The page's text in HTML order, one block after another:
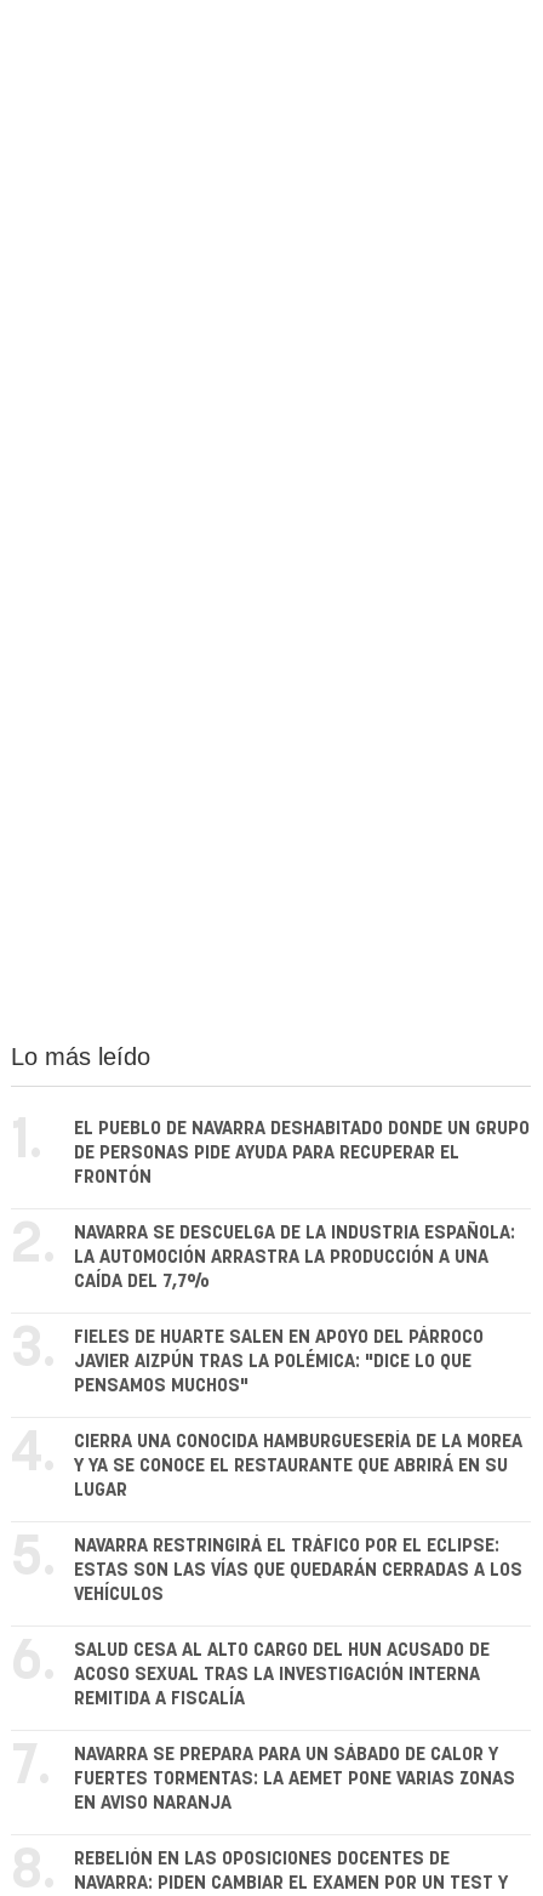
Lo más leído
1.
EL PUEBLO DE NAVARRA DESHABITADO DONDE UN GRUPO
DE PERSONAS PIDE AYUDA PARA RECUPERAR EL
FRONTÓN
2.
NAVARRA SE DESCUELGA DE LA INDUSTRIA ESPAÑOLA:
LA AUTOMOCIÓN ARRASTRA LA PRODUCCIÓN A UNA
CAÍDA DEL 7,7%
3.
FIELES DE HUARTE SALEN EN APOYO DEL PÁRROCO
JAVIER AIZPÚN TRAS LA POLÉMICA: "DICE LO QUE
PENSAMOS MUCHOS"
4.
CIERRA UNA CONOCIDA HAMBURGUESERÍA DE LA MOREA
Y YA SE CONOCE EL RESTAURANTE QUE ABRIRÁ EN SU
LUGAR
5.
NAVARRA RESTRINGIRÁ EL TRÁFICO POR EL ECLIPSE:
ESTAS SON LAS VÍAS QUE QUEDARÁN CERRADAS A LOS
VEHÍCULOS
6.
SALUD CESA AL ALTO CARGO DEL HUN ACUSADO DE
ACOSO SEXUAL TRAS LA INVESTIGACIÓN INTERNA
REMITIDA A FISCALÍA
7.
NAVARRA SE PREPARA PARA UN SÁBADO DE CALOR Y
FUERTES TORMENTAS: LA AEMET PONE VARIAS ZONAS
EN AVISO NARANJA
8.
REBELIÓN EN LAS OPOSICIONES DOCENTES DE
NAVARRA: PIDEN CAMBIAR EL EXAMEN POR UN TEST Y